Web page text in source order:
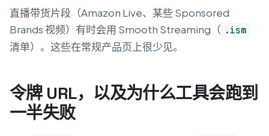
直播带货片段（Amazon Live、某些 Sponsored
Brands 视频）有时会用 Smooth Streaming（ .ism
清单）。这些在常规产品页上很少见。
令牌 URL，以及为什么工具会跑到
一半失败